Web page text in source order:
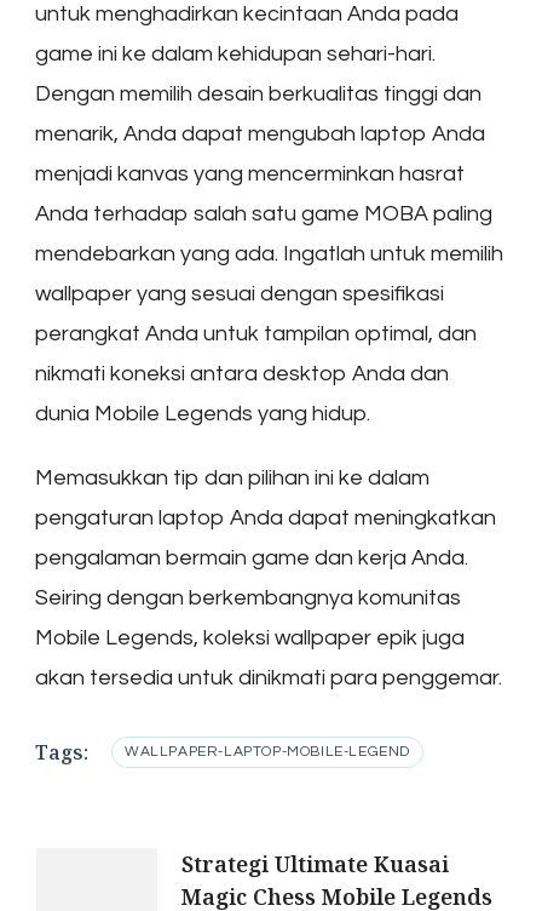
untuk menghadirkan kecintaan Anda pada
game ini ke dalam kehidupan sehari-hari.
Dengan memilih desain berkualitas tinggi dan
menarik, Anda dapat mengubah laptop Anda
menjadi kanvas yang mencerminkan hasrat
Anda terhadap salah satu game MOBA paling
mendebarkan yang ada. Ingatlah untuk memilih
wallpaper yang sesuai dengan spesifikasi
perangkat Anda untuk tampilan optimal, dan
nikmati koneksi antara desktop Anda dan
dunia Mobile Legends yang hidup.
Memasukkan tip dan pilihan ini ke dalam
pengaturan laptop Anda dapat meningkatkan
pengalaman bermain game dan kerja Anda.
Seiring dengan berkembangnya komunitas
Mobile Legends, koleksi wallpaper epik juga
akan tersedia untuk dinikmati para penggemar.
Tags: WALLPAPER-LAPTOP-MOBILE-LEGEND
Strategi Ultimate Kuasai
Magic Chess Mobile Legends